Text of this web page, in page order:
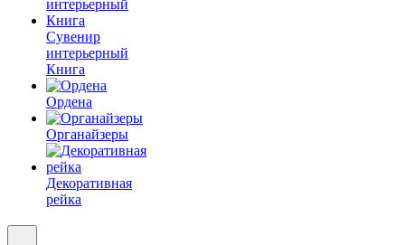
Сувенир
интерьерный
Книга
Ордена
Органайзеры
Декоративная
рейка